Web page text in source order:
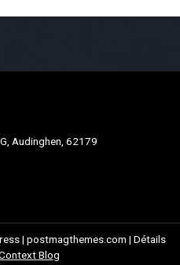
Audinghen, 62179
| postmagthemes.com | Détails
Blog